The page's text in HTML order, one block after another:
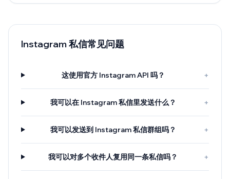
Instagram 私信常见问题
这使用官方 Instagram API 吗？ +
我可以在 Instagram 私信里发送什么？ +
我可以发送到 Instagram 私信群组吗？ +
我可以对多个收件人复用同一条私信吗？ +